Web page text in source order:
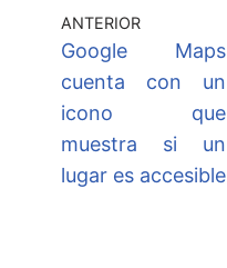
ANTERIOR
Google Maps
cuenta con un
icono que
muestra si un
lugar es accesible